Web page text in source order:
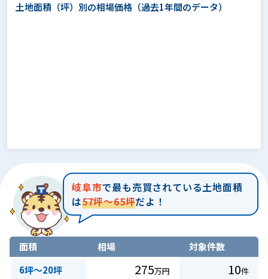
土地面積（坪）別の相場価格 （過去1年間のデータ）
岐阜市で最も売買されている土地面積
は57坪～65坪だよ！
面積 相場
対象件数
6坪～20坪
275万円 10件